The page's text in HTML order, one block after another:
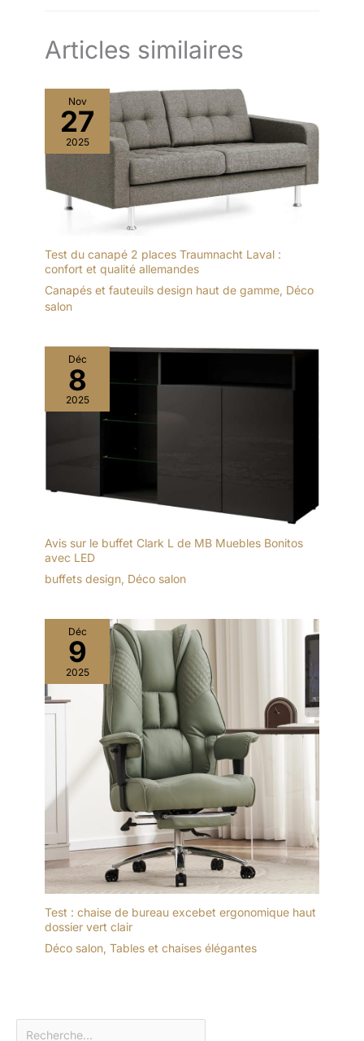
Articles similaires
Nov
27
2025
Test du canapé 2 places Traumnacht Laval :
confort et qualité allemandes
Canapés et fauteuils design haut de gamme, Déco
salon
Déc
8
2025
Avis sur le buffet Clark L de MB Muebles Bonitos
avec LED
buffets design, Déco salon
Déc
9
2025
Test : chaise de bureau excebet ergonomique haut
dossier vert clair
Déco salon, Tables et chaises élégantes